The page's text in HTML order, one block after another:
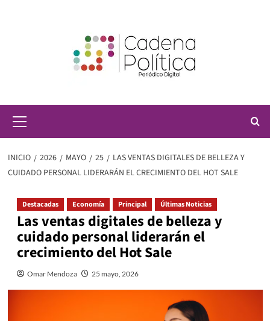
principal
INICIO 2026 MAYO 25
LAS VENTAS DIGITALES DE BELLEZA Y
CUIDADO PERSONAL LIDERARÁN EL CRECIMIENTO DEL HOT SALE
Destacadas Economía Principal Últimas Noticias
Las ventas digitales de belleza y
cuidado personal liderarán el
crecimiento del Hot Sale
Omar Mendoza 25 mayo, 2026